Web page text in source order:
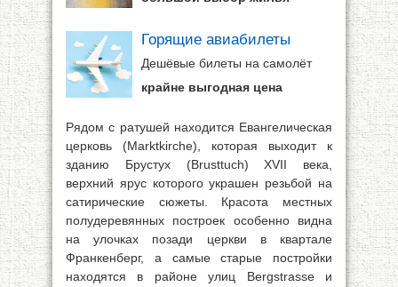
Горящие авиабилеты
Дешёвые билеты на самолёт
крайне выгодная цена
Рядом с ратушей находится Евангелическая
церковь (Marktkirche), которая выходит к
зданию Брустух (Brusttuch) XVII века,
верхний ярус которого украшен резьбой на
сатирические сюжеты. Красота местных
полудеревянных построек особенно видна
на улочках позади церкви в квартале
Франкенберг, а самые старые постройки
находятся в районе улиц Bergstrasse и